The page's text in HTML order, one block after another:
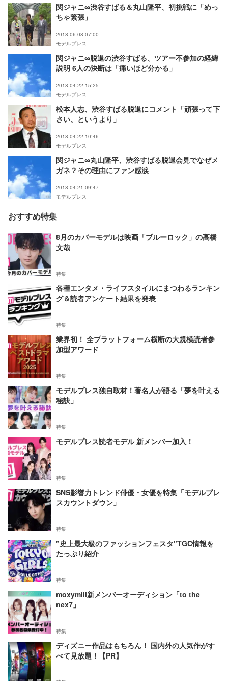
関ジャニ∞渋谷すばる＆丸山隆平、初挑戦に「めっ
ちゃ緊張」
2018.06.08 07:00
モデルプレス
関ジャニ∞脱退の渋谷すばる、ツアー不参加の経緯
説明 6人の決断は「痛いほど分かる」
2018.04.22 15:25
モデルプレス
松本人志、渋谷すばる脱退にコメント「頑張って下
さい、というより」
2018.04.22 10:46
モデルプレス
関ジャニ∞丸山隆平、渋谷すばる脱退会見でなぜメ
ガネ？その理由にファン感涙
2018.04.21 09:47
モデルプレス
おすすめ特集
8月のカバーモデルは映画「ブルーロック」の高橋
文哉
特集
各種エンタメ・ライフスタイルにまつわるランキン
グ＆読者アンケート結果を発表
特集
業界初！ 全プラットフォーム横断の大規模読者参
加型アワード
特集
モデルプレス独自取材！著名人が語る「夢を叶える
秘訣」
特集
モデルプレス読者モデル 新メンバー加入！
特集
SNS影響力トレンド俳優・女優を特集「モデルプレ
スカウントダウン」
特集
"史上最大級のファッションフェスタ"TGC情報を
たっぷり紹介
特集
moxymill新メンバーオーディション「to the
nex7」
特集
ディズニー作品はもちろん！ 国内外の人気作がす
べて見放題！【PR】